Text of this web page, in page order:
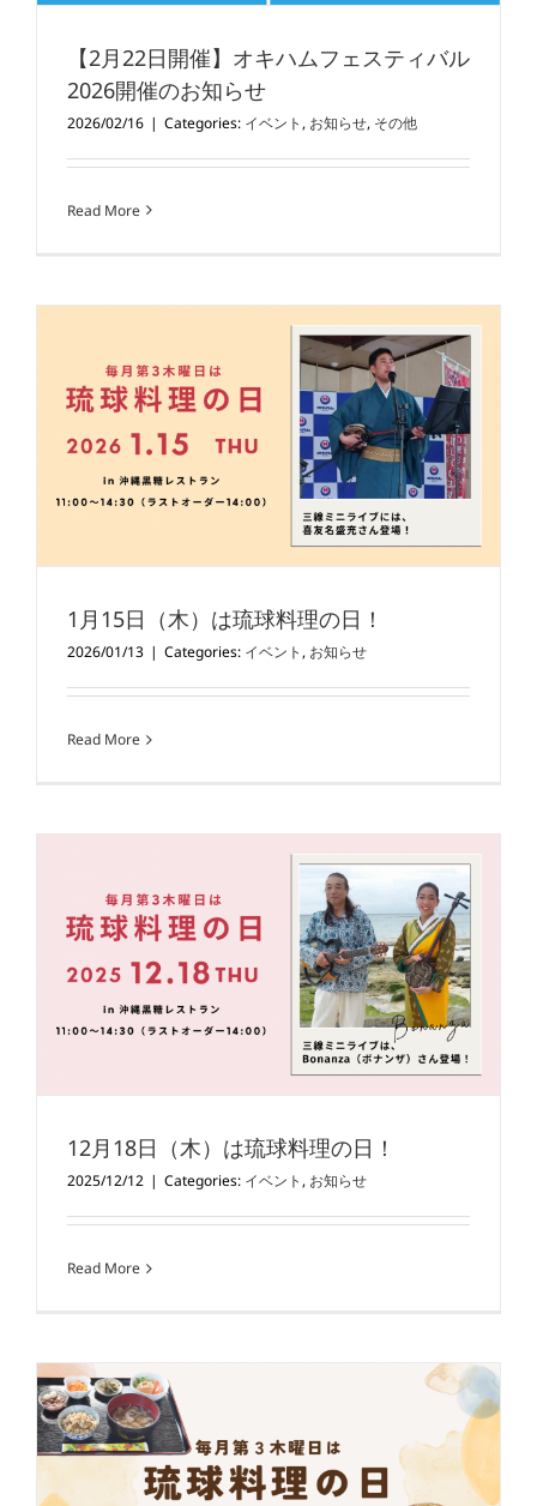
【2月22日開催】オキハムフェスティバル
2026開催のお知らせ
2026/02/16 | Categories: イベント , お知らせ, その他
Read More
1月15日（木）は琉球料理の日！
2026/01/13 | Categories: イベント, お知らせ
Read More
12月18日（木）は琉球料理の日！
2025/12/12 | Categories: イベント, お知らせ
Read More